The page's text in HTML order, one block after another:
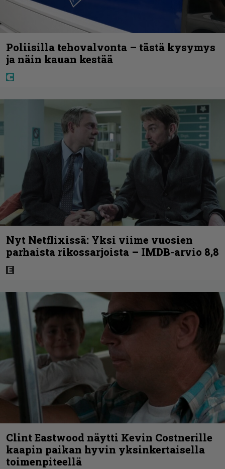
Poliisilla tehovalvonta – tästä kysymys
ja näin kauan kestää
Nyt Netflixissä: Yksi viime vuosien
parhaista rikossarjoista – IMDB-arvio 8,8
Clint Eastwood näytti Kevin Costnerille
kaapin paikan hyvin yksinkertaisella
toimenpiteellä